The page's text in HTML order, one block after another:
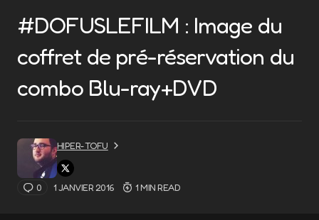
#DOFUSLEFILM : Image du
coffret de pré-réservation du
combo Blu-ray+DVD
HIPER-TOFU
0 1 JANVIER 2016 1 MIN READ